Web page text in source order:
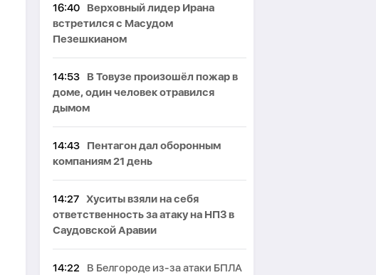
16:40
Верховный лидер Ирана
встретился с Масудом
Пезешкианом
14:53
В Товузе произошёл пожар в
доме, один человек отравился
дымом
14:43
Пентагон дал оборонным
компаниям 21 день
14:27 Хуситы взяли на себя
ответственность за атаку на НПЗ в
Саудовской Аравии
14:22
В Белгороде из-за атаки БПЛА